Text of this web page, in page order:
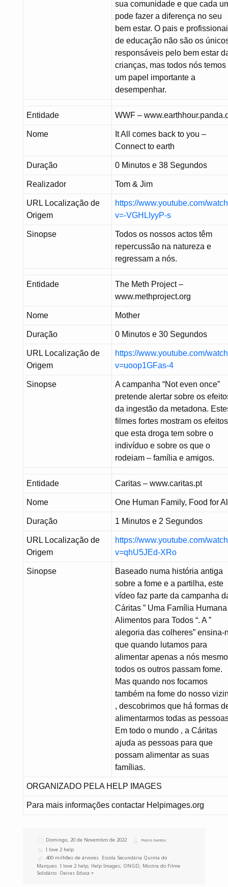
sua comunidade e que cada
pode fazer a diferença no seu
bem estar. O pais e
de educação não são os
responsáveis pelo bem estar
crianças, mas todos nós temos
um papel importante a
desempenhar.
Entidade WWF –
Nome
It All comes back to you –
Connect to earth
Duração 0 Minutos e 38 Segundos
Realizador Tom & Jim
URL Localização de
Origem
https://www.youtube.com/
v=-VGHLIyyP-s
Sinopse
Todos os nossos actos têm
repercussão na natureza e
regressam a nós.
Entidade
The Meth Project –
www.methproject.org
Nome Mother
Duração 0 Minutos e 30 Segundos
URL Localização de
Origem
https://www.youtube.com/
v=uoop1GFas-4
Sinopse
A campanha “Not even once”
pretende alertar sobre os
da ingestão da metadona.
filmes fortes mostram os efeitos
que esta droga tem sobre o
indivíduo e sobre os que o
rodeiam – família e amigos.
Entidade Caritas – www.caritas.pt
Nome One Human Family, Food for
Duração 1 Minutos e 2 Segundos
URL Localização de
Origem
https://www.youtube.com/
v=qhU5JEd-XRo
Sinopse
Baseado numa história antiga
sobre a fome e a partilha, este
vídeo faz parte da campanha
Cáritas ” Uma Família
Alimentos para Todos “. A ”
alegoria das colheres” ensina-
que quando lutamos para
alimentar apenas a nós
todos os outros passam fome.
Mas quando nos focamos
também na fome do nosso
, descobrimos que há formas
alimentarmos todas as
Em todo o mundo , a Cáritas
ajuda as pessoas para que
possam alimentar as suas
famílias.
ORGANIZADO PELA HELP IMAGES
Para mais informações contactar Helpimages.org
Publicado
Domingo, 20 de Novembro de 2022 Autor
Pedro Santos
Categorias
I love 2 help
Etiquetas
400 milhões de árvores Escola Secundária Quinta do
Marques ,I love 2 help; Help Images; ONGD; Mostra do Filme
Solidário Oeiras Educa +